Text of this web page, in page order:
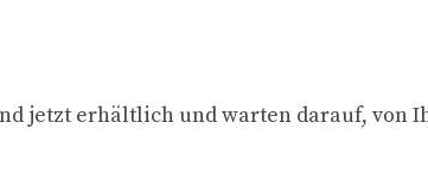
jetzt erhältlich und warten darauf, von